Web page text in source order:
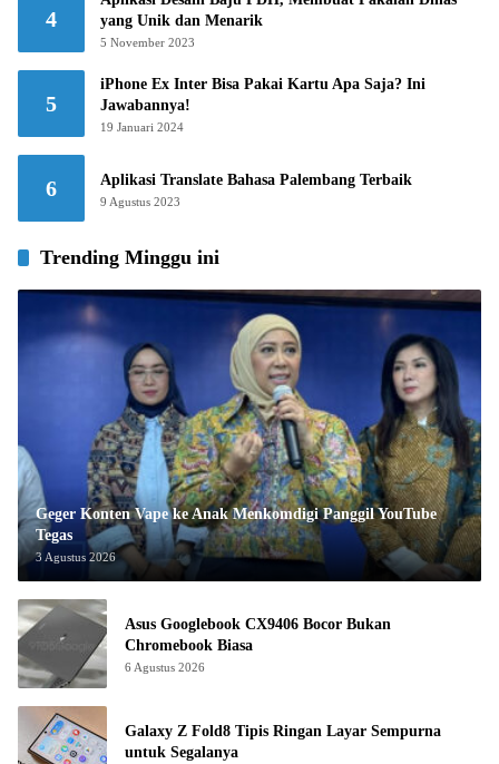
4
yang Unik dan Menarik
5 November 2023
5
iPhone Ex Inter Bisa Pakai Kartu Apa Saja? Ini
Jawabannya!
19 Januari 2024
6 Aplikasi Translate Bahasa Palembang Terbaik
9 Agustus 2023
Trending Minggu ini
Geger Konten Vape ke Anak Menkomdigi Panggil YouTube
Tegas
3 Agustus 2026
Asus Googlebook CX9406 Bocor Bukan
Chromebook Biasa
6 Agustus 2026
Galaxy Z Fold8 Tipis Ringan Layar Sempurna
untuk Segalanya